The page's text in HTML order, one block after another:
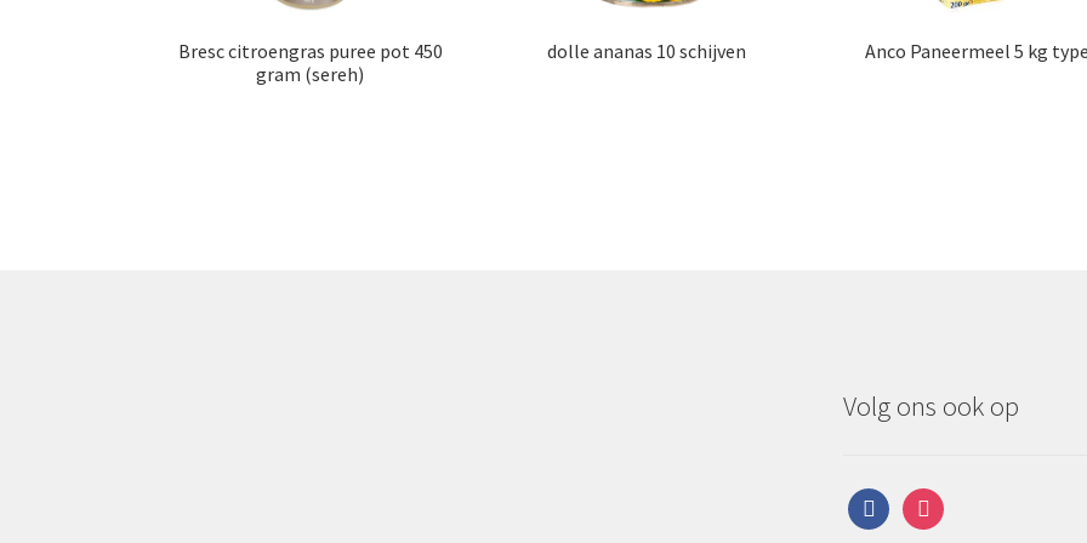
Bresc citroengras puree pot 450
gram (sereh)
dolle ananas 10 schijven Anco Paneermeel 5 kg
Volg ons ook op
facebookinstagram